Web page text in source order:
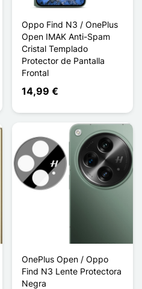
Oppo Find N3 / OnePlus
Open IMAK Anti-Spam
Cristal Templado
Protector de Pantalla
Frontal
14,99 €
OnePlus Open / Oppo
Find N3 Lente Protectora
Negra